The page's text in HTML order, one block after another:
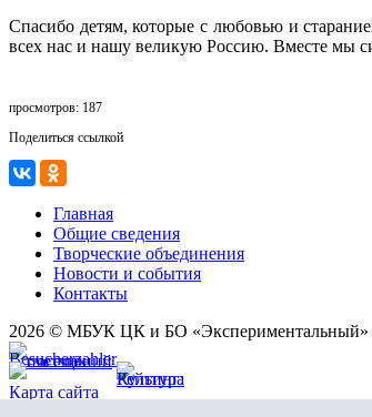
Спасибо детям, которые с любовью и
всех нас и нашу великую Россию. Вместе мы
просмотров: 187
Поделиться ссылкой
Главная
Общие сведения
Творческие объединения
Новости и события
Контакты
2026 © МБУК ЦК и БО «Экспериментальный»
Карта сайта